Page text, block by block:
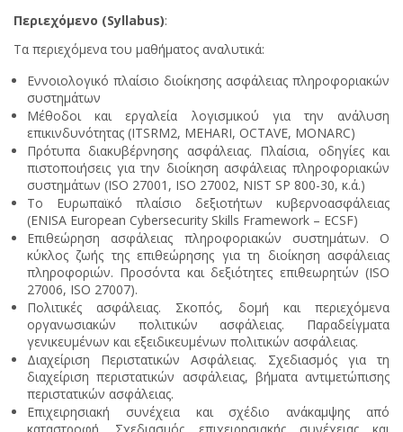
Περιεχόμενο (Syllabus):
Τα περιεχόμενα του μαθήματος αναλυτικά:
Εννοιολογικό πλαίσιο διοίκησης ασφάλειας πληροφοριακών
συστημάτων
Μέθοδοι και εργαλεία λογισμικού για την ανάλυση
επικινδυνότητας (ITSRM2, MEHARI, OCTAVE, MONARC)
Πρότυπα διακυβέρνησης ασφάλειας. Πλαίσια, οδηγίες και
πιστοποιήσεις για την διοίκηση ασφάλειας πληροφοριακών
συστημάτων (ISO 27001, ISO 27002, NIST SP 800-30, κ.ά.)
Το Ευρωπαϊκό πλαίσιο δεξιοτήτων κυβερνοασφάλειας
(ENISA European Cybersecurity Skills Framework – ECSF)
Επιθεώρηση ασφάλειας πληροφοριακών συστημάτων. Ο
κύκλος ζωής της επιθεώρησης για τη διοίκηση ασφάλειας
πληροφοριών. Προσόντα και δεξιότητες επιθεωρητών (ISO
27006, ISO 27007).
Πολιτικές ασφάλειας. Σκοπός, δομή και περιεχόμενα
οργανωσιακών πολιτικών ασφάλειας. Παραδείγματα
γενικευμένων και εξειδικευμένων πολιτικών ασφάλειας.
Διαχείριση Περιστατικών Ασφάλειας. Σχεδιασμός για τη
διαχείριση περιστατικών ασφάλειας, βήματα αντιμετώπισης
περιστατικών ασφάλειας.
Επιχειρησιακή συνέχεια και σχέδιο ανάκαμψης από